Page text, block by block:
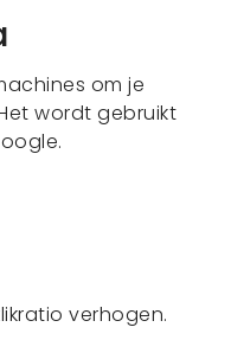
om je
wordt gebruikt
verhogen.